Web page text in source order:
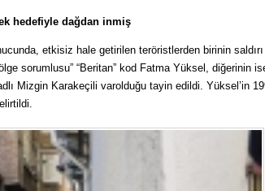
hedefiyle dağdan inmiş
etkisiz hale getirilen teröristlerden birinin
sorumlusu” “Beritan” kod Fatma Yüksel, diğerinin
Mizgin Karakeçili varolduğu tayin edildi. Yüksel’in